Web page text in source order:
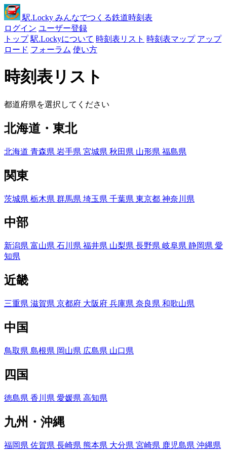
駅.Locky みんなでつくる鉄道時刻表
ログイン ユーザー登録
トップ 駅.Lockyについて 時刻表リスト 時刻表マップ アップ
ロード フォーラム 使い方
時刻表リスト
都道府県を選択してください
北海道・東北
北海道 青森県 岩手県 宮城県 秋田県 山形県 福島県
関東
茨城県 栃木県 群馬県 埼玉県 千葉県 東京都 神奈川県
中部
新潟県 富山県 石川県 福井県 山梨県 長野県 岐阜県 静岡県 愛
知県
近畿
三重県 滋賀県 京都府 大阪府 兵庫県 奈良県 和歌山県
中国
鳥取県 島根県 岡山県 広島県 山口県
四国
徳島県 香川県 愛媛県 高知県
九州・沖縄
福岡県 佐賀県 長崎県 熊本県 大分県 宮崎県 鹿児島県 沖縄県